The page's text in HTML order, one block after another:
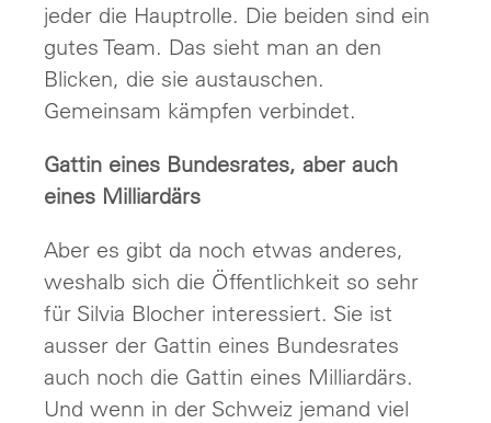
jeder die Hauptrolle. Die beiden sind ein
gutes Team. Das sieht man an den
Blicken, die sie austauschen.
Gemeinsam kämpfen verbindet.
Gattin eines Bundesrates, aber auch
eines Milliardärs
Aber es gibt da noch etwas anderes,
weshalb sich die Öffentlichkeit so sehr
für Silvia Blocher interessiert. Sie ist
ausser der Gattin eines Bundesrates
auch noch die Gattin eines Milliardärs.
Und wenn in der Schweiz jemand viel